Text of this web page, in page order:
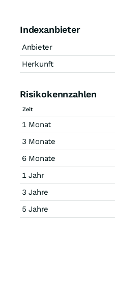
Indexanbieter
Anbieter
Herkunft
Risikokennzahlen
Zeit
1 Monat
3 Monate
6 Monate
1 Jahr
3 Jahre
5 Jahre